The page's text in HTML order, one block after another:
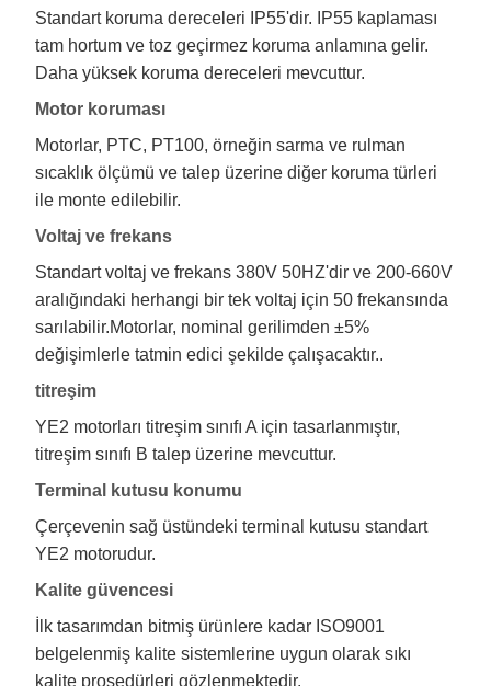
Standart koruma dereceleri IP55'dir. IP55 kaplaması
tam hortum ve toz geçirmez koruma anlamına gelir.
Daha yüksek koruma dereceleri mevcuttur.
Motor koruması
Motorlar, PTC, PT100, örneğin sarma ve rulman
sıcaklık ölçümü ve talep üzerine diğer koruma türleri
ile monte edilebilir.
Voltaj ve frekans
Standart voltaj ve frekans 380V 50HZ'dir ve 200-660V
aralığındaki herhangi bir tek voltaj için 50 frekansında
sarılabilir.Motorlar, nominal gerilimden ±5%
değişimlerle tatmin edici şekilde çalışacaktır..
titreşim
YE2 motorları titreşim sınıfı A için tasarlanmıştır,
titreşim sınıfı B talep üzerine mevcuttur.
Terminal kutusu konumu
Çerçevenin sağ üstündeki terminal kutusu standart
YE2 motorudur.
Kalite güvencesi
İlk tasarımdan bitmiş ürünlere kadar ISO9001
belgelenmiş kalite sistemlerine uygun olarak sıkı
kalite prosedürleri gözlenmektedir.